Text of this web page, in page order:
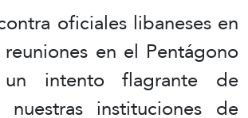
oficiales libaneses en
en el Pentágono
un intento flagrante de
instituciones de